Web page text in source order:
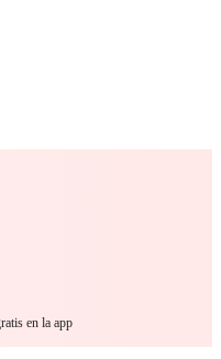
en la app